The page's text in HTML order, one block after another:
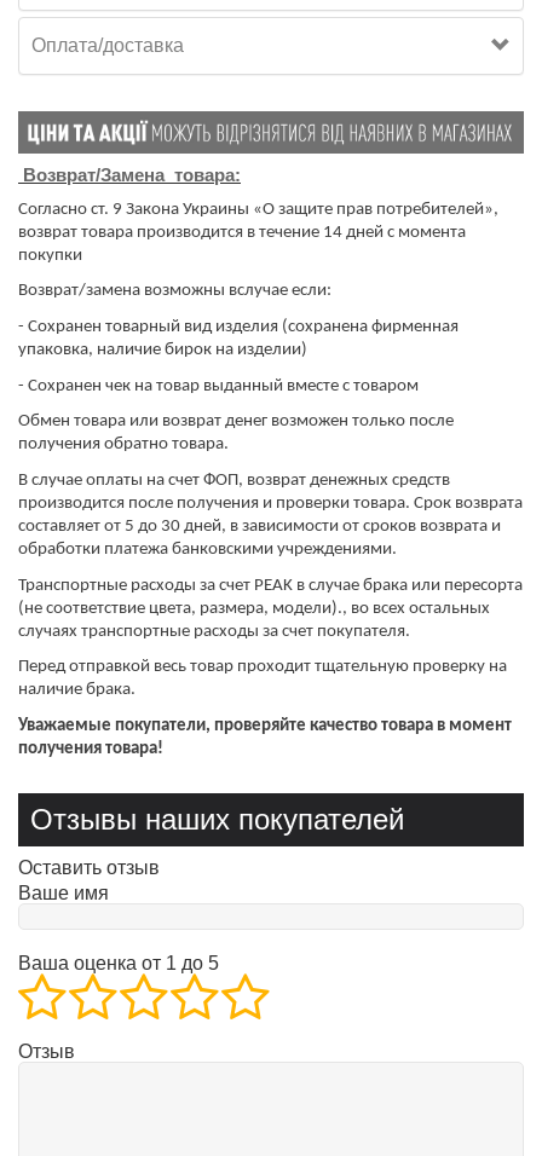
Оплата/доставка
Возврат/Замена товара:
Согласно ст. 9 Закона Украины «О защите прав потребителей»,
возврат товара производится в течение 14 дней с момента
покупки
Возврат/замена возможны вслучае если:
- Сохранен товарный вид изделия (сохранена фирменная
упаковка, наличие бирок на изделии)
- Сохранен чек на товар выданный вместе с товаром
Обмен товара или возврат денег возможен только после
получения обратно товара.
​​​​​​​В случае оплаты на счет ФОП, возврат денежных средств
производится после получения и проверки товара. Срок возврата
составляет от 5 до 30 дней, в зависимости от сроков возврата и
обработки платежа банковскими учреждениями.
Транспортные расходы за счет PEAK в случае брака или пересорта
(не соответствие цвета, размера, модели)., во всех остальных
случаях транспортные расходы за счет покупателя.
Перед отправкой весь товар проходит тщательную проверку на
наличие брака.
Уважаемые покупатели, проверяйте качество товара в момент
получения товара!
Отзывы наших покупателей
Оставить отзыв
Ваше имя
Ваша оценка от 1 до 5
Отзыв